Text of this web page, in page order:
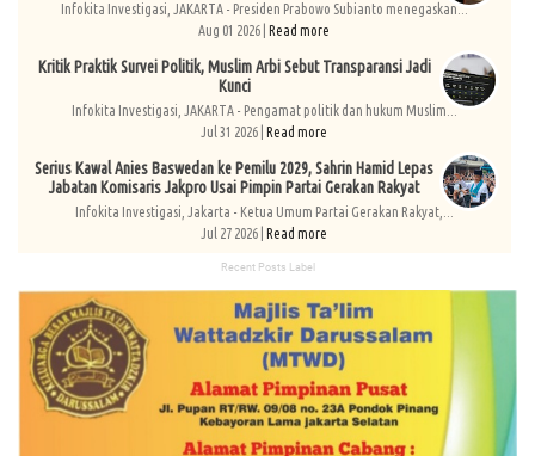
Infokita Investigasi, JAKARTA - Presiden Prabowo Subianto menegaskan...
Aug 01 2026 | Read more
Kritik Praktik Survei Politik, Muslim Arbi Sebut Transparansi Jadi
Kunci
Infokita Investigasi, JAKARTA - Pengamat politik dan hukum Muslim...
Jul 31 2026 | Read more
Serius Kawal Anies Baswedan ke Pemilu 2029, Sahrin Hamid Lepas
Jabatan Komisaris Jakpro Usai Pimpin Partai Gerakan Rakyat
Infokita Investigasi, Jakarta - Ketua Umum Partai Gerakan Rakyat,...
Jul 27 2026 | Read more
Recent Posts Label